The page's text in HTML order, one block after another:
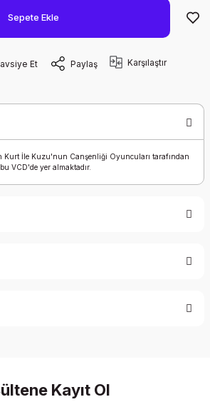
Sepete Ekle
Et Paylaş Karşılaştır
Kurt İle Kuzu'nun Canşenliği Oyuncuları tarafından
VCD'de yer almaktadır.
için teşekkür ederiz.
Kayıt Ol